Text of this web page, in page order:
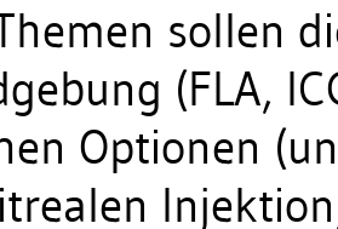
sollen
(FLA,
Optionen